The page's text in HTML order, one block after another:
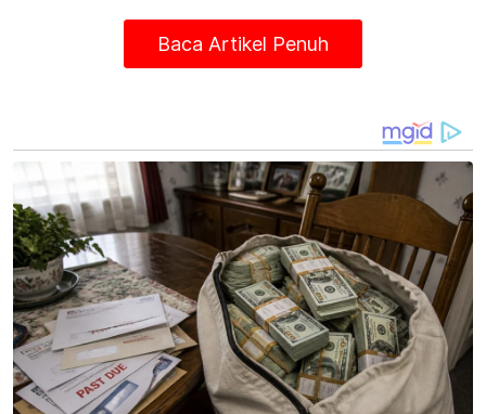
Katanya, prestasi ekonomi Selangor, Pahang
Baca Artikel Penuh